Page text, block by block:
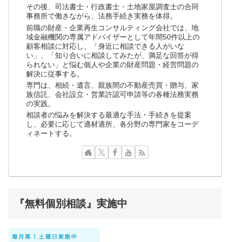
その後、司法書士・行政書士・土地家屋調査士の合同
事務所で働きながら、法務手続き実務を体得。
前職の財産・企業再生コンサルティング会社では、地
域金融機関の専属アドバイザーとして年間50件以上の
顧客相談に対応し、「身近に相談できる人がいな
い」、「知り合いに相談してみたが、満足な回答が得
られない」と悩む個人や企業の財産問題・経営問題の
解決に従事する。
専門は、相続・遺言、親族間の不動産売買・贈与、家
族信託、会社設立・営業許認可申請等の各種法務実務
の実践。
相談者の悩みを解決する最適な手法・手続きを提案
し、必要に応じて適材適所、各分野の専門家をコーデ
ィネートする。
『無料個別相談』実施中